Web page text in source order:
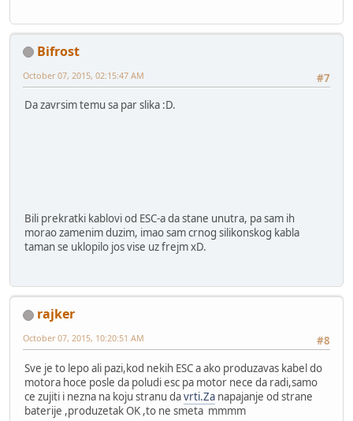
Bifrost
#7
October 07, 2015, 02:15:47 AM
Da zavrsim temu sa par slika :D.
Bili prekratki kablovi od ESC-a da stane unutra, pa sam ih
morao zamenim duzim, imao sam crnog silikonskog kabla
taman se uklopilo jos vise uz frejm xD.
rajker
#8
October 07, 2015, 10:20:51 AM
Sve je to lepo ali pazi,kod nekih ESC a ako produzavas kabel do
motora hoce posle da poludi esc pa motor nece da radi,samo
ce zujiti i nezna na koju stranu davrti.Za napajanje od strane
baterije ,produzetak OK ,to ne smeta mmmm